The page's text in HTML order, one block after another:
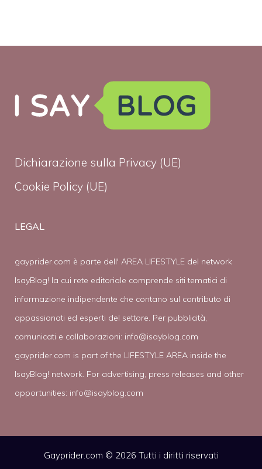
Dichiarazione sulla Privacy (UE)
Cookie Policy (UE)
LEGAL
gayprider.com è parte dell' AREA LIFESTYLE del network
IsayBlog! la cui rete editoriale comprende siti tematici di
informazione indipendente che contano sul contributo di
appassionati ed esperti del settore. Per pubblicità,
comunicati e collaborazioni: info@isayblog.com
gayprider.com is part of the LIFESTYLE AREA inside the
IsayBlog! network. For advertising, press releases and other
opportunities: info@isayblog.com
Gayprider.com © 2026 Tutti i diritti riservati